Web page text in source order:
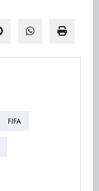
FIFA